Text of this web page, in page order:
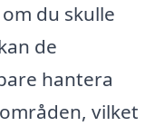
du skulle
de
hantera
vilket